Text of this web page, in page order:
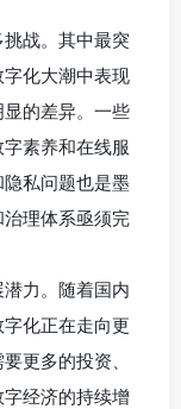
战。其中最突
化大潮中表现
的差异。一些
素养和在线服
私问题也是墨
理体系亟须完
力。随着国内
化正在走向更
更多的投资、
经济的持续增